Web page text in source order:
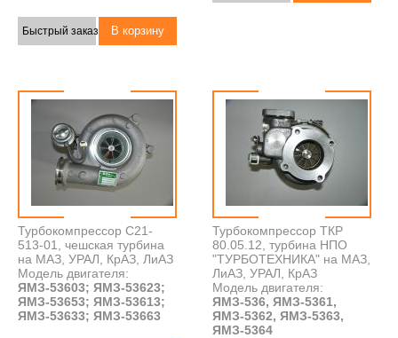
Быстрый заказ
Турбокомпрессор С21-
513-01, чешская турбина
на МАЗ, УРАЛ, КрАЗ, ЛиАЗ
Модель двигателя:
ЯМЗ-53603; ЯМЗ-53623;
ЯМЗ-53653; ЯМЗ-53613;
ЯМЗ-53633; ЯМЗ-53663
Турбокомпрессор ТКР
80.05.12, турбина НПО
"ТУРБОТЕХНИКА" на МАЗ,
ЛиАЗ, УРАЛ, КрАЗ
Модель двигателя:
ЯМЗ-536, ЯМЗ-5361,
ЯМЗ-5362, ЯМЗ-5363,
ЯМЗ-5364